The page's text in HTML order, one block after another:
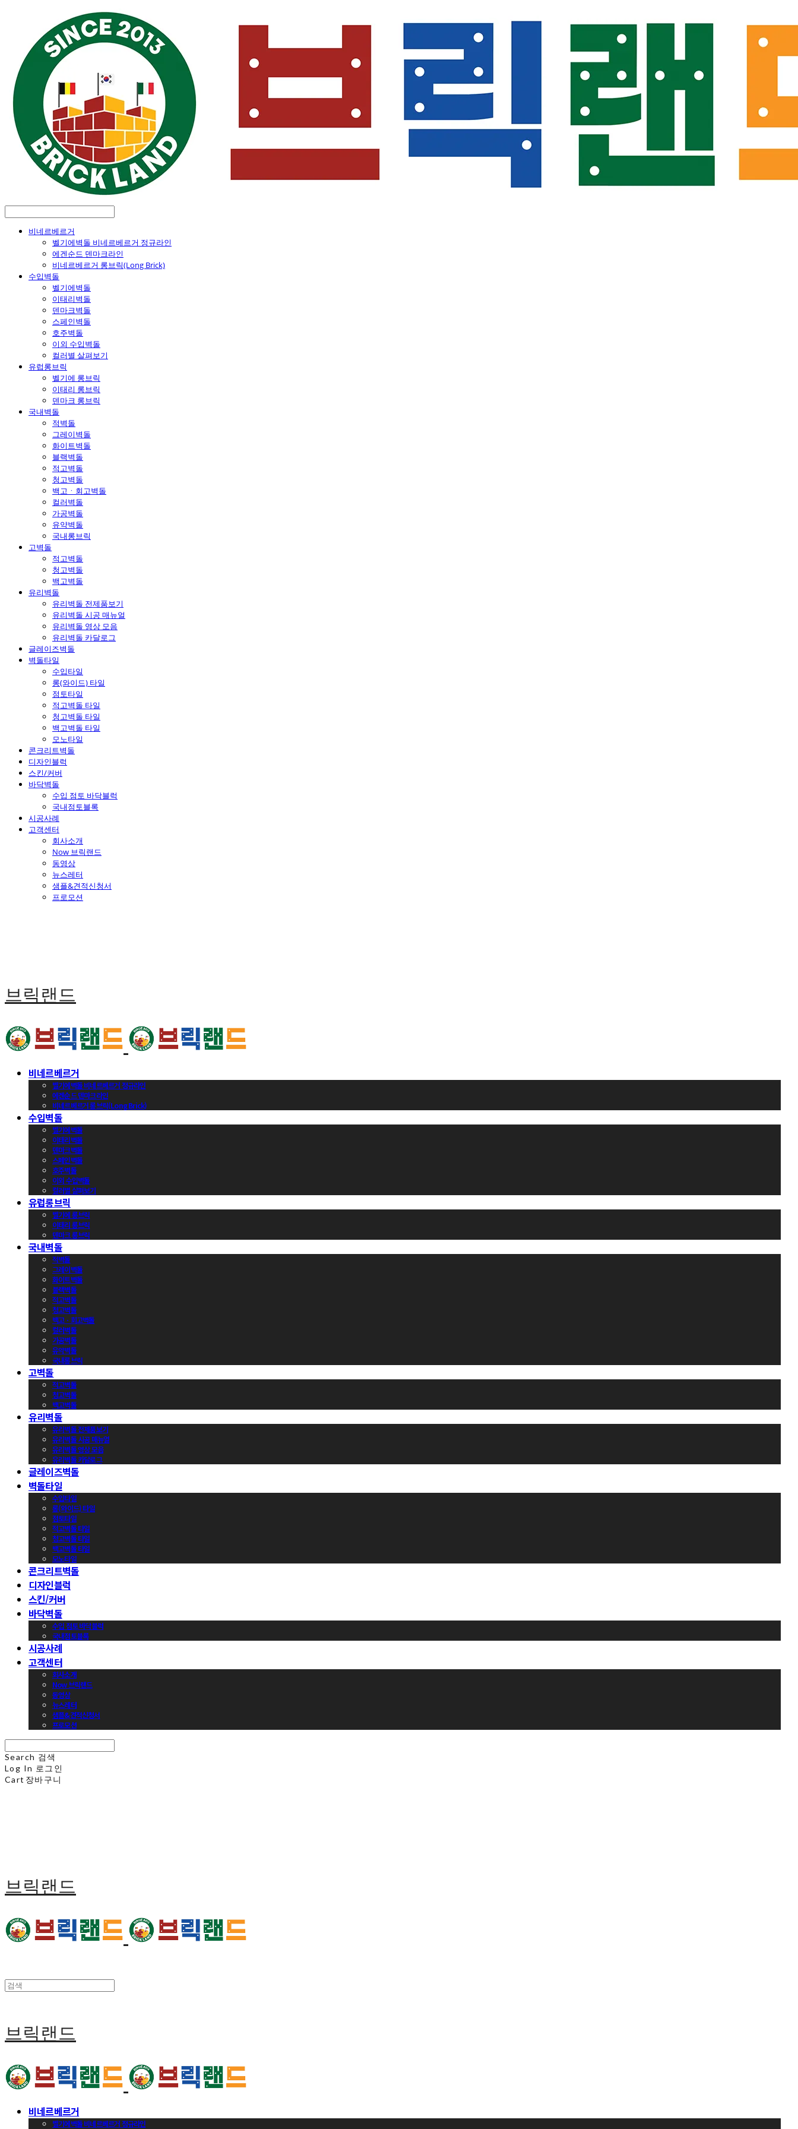
비네르베르거
벨기에벽돌 비네르베르거 정규라인
에겐순드 덴마크라인
비네르베르거 롱브릭(Long Brick)
수입벽돌
벨기에벽돌
이태리벽돌
덴마크벽돌
스페인벽돌
호주벽돌
이외 수입벽돌
컬러별 살펴보기
유럽롱브릭
벨기에 롱브릭
이태리 롱브릭
덴마크 롱브릭
국내벽돌
적벽돌
그레이벽돌
화이트벽돌
블랙벽돌
적고벽돌
청고벽돌
백고ㆍ회고벽돌
컬러벽돌
가공벽돌
유약벽돌
국내롱브릭
고벽돌
적고벽돌
청고벽돌
백고벽돌
유리벽돌
유리벽돌 전제품보기
유리벽돌 시공 매뉴얼
유리벽돌 영상 모음
유리벽돌 카달로그
글레이즈벽돌
벽돌타일
수입타일
롱(와이드) 타일
점토타일
적고벽돌 타일
청고벽돌 타일
백고벽돌 타일
모노타일
콘크리트벽돌
디자인블럭
스킨/커버
바닥벽돌
수입 점토 바닥블럭
국내점토블록
시공사례
고객센터
회사소개
Now 브릭랜드
동영상
뉴스레터
샘플&견적신청서
프로모션
브릭랜드
비네르베르거
벨기에벽돌 비네르베르거 정규라인
에겐순드 덴마크라인
비네르베르거 롱브릭(Long Brick)
수입벽돌
벨기에벽돌
이태리벽돌
덴마크벽돌
스페인벽돌
호주벽돌
이외 수입벽돌
컬러별 살펴보기
유럽롱브릭
벨기에 롱브릭
이태리 롱브릭
덴마크 롱브릭
국내벽돌
적벽돌
그레이벽돌
화이트벽돌
블랙벽돌
적고벽돌
청고벽돌
백고ㆍ회고벽돌
컬러벽돌
가공벽돌
유약벽돌
국내롱브릭
고벽돌
적고벽돌
청고벽돌
백고벽돌
유리벽돌
유리벽돌 전제품보기
유리벽돌 시공 매뉴얼
유리벽돌 영상 모음
유리벽돌 카달로그
글레이즈벽돌
벽돌타일
수입타일
롱(와이드) 타일
점토타일
적고벽돌 타일
청고벽돌 타일
백고벽돌 타일
모노타일
콘크리트벽돌
디자인블럭
스킨/커버
바닥벽돌
수입 점토 바닥블럭
국내점토블록
시공사례
고객센터
회사소개
Now 브릭랜드
동영상
뉴스레터
샘플&견적신청서
프로모션
Search 검색
Log In 로그인
Cart 장바구니
브릭랜드
브릭랜드
비네르베르거
벨기에벽돌 비네르베르거 정규라인